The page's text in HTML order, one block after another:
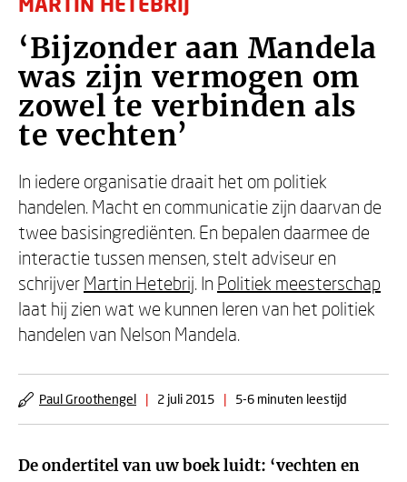
‘Bijzonder aan Mandela
was zijn vermogen om
zowel te verbinden als
te vechten’
In iedere organisatie draait het om politiek
handelen. Macht en communicatie zijn daarvan de
twee basisingrediënten. En bepalen daarmee de
interactie tussen mensen, stelt adviseur en
schrijver Martin Hetebrij. In Politiek meesterschap
laat hij zien wat we kunnen leren van het politiek
handelen van Nelson Mandela.
Paul Groothengel | 2 juli 2015 | 5-6 minuten leestijd
De ondertitel van uw boek luidt: ‘vechten en